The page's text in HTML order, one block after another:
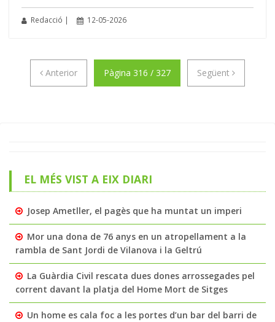
Redacció | 12-05-2026
AnteriorAnteriorPàgina 316 / 327 Següent Següent
EL MÉS VIST A EIX DIARI
Josep Ametller, el pagès que ha muntat un imperi
Mor una dona de 76 anys en un atropellament a la
rambla de Sant Jordi de Vilanova i la Geltrú
La Guàrdia Civil rescata dues dones arrossegades pel
corrent davant la platja del Home Mort de Sitges
Un home es cala foc a les portes d’un bar del barri de